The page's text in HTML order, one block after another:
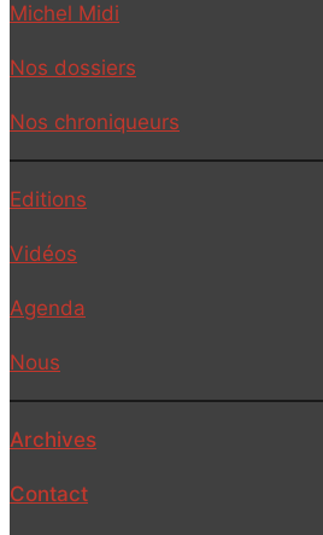
Michel Midi
Nos dossiers
Nos chroniqueurs
Editions
Vidéos
Agenda
Nous
Archives
Contact